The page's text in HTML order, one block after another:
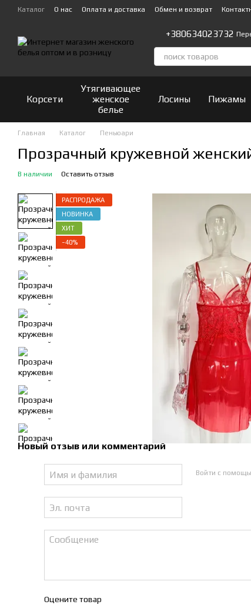
Перейти к основному контенту
Каталог О нас Оплата и доставка Обмен и возврат
+380634023732
Корсети
Утягивающее
женское
белье
Лосины Пижамы
Главная Каталог Пеньюари
Прозрачный кружевной
В наличии Оставить отзыв
РАСПРОДАЖА
НОВИНКА
ХИТ
−40%
Новый отзыв или комментарий
Войти с
Оцените товар